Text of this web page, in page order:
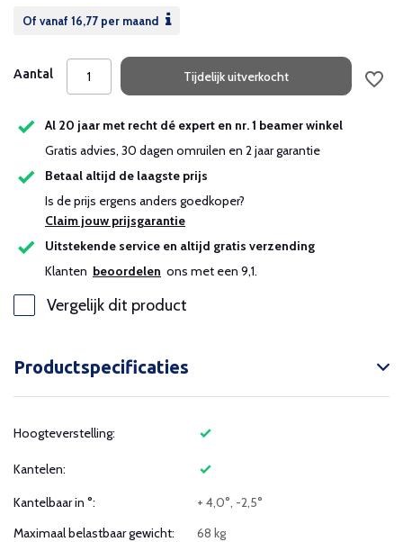
Of vanaf 16,77 per maand
Aantal Tijdelijk uitverkocht
Al 20 jaar met recht dé expert en nr. 1 beamer winkel
Gratis advies, 30 dagen omruilen en 2 jaar garantie
Betaal altijd de laagste prijs
Is de prijs ergens anders goedkoper?
Claim jouw prijsgarantie
Uitstekende service en altijd gratis verzending
Klanten beoordelen ons met een 9,1.
Vergelijk dit product
Productspecificaties
Hoogteverstelling:
Kantelen:
Kantelbaar in °:
+ 4,0°, -2,5°
Maximaal belastbaar gewicht:
68 kg